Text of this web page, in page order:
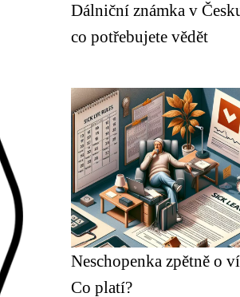
Dálniční známka v
co potřebujete vědět
Neschopenka zpětně o
Co platí?